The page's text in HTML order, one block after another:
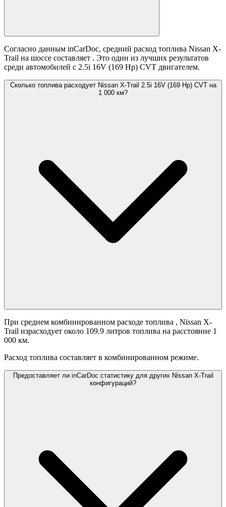
Согласно данным inCarDoc, средний расход топлива Nissan X-
Trail на шоссе составляет . Это один из лучших результатов
среди автомобилей с 2.5i 16V (169 Hp) CVT двигателем.
Сколько топлива расходует Nissan X-Trail 2.5i 16V (169 Hp) CVT на
1 000 км?
При среднем комбинированном расходе топлива , Nissan X-
Trail израсходует около 109.9 литров топлива на расстояние 1
000 км.
Расход топлива составляет в комбинированном режиме.
Предоставляет ли inCarDoc статистику для других Nissan X-Trail
конфигураций?